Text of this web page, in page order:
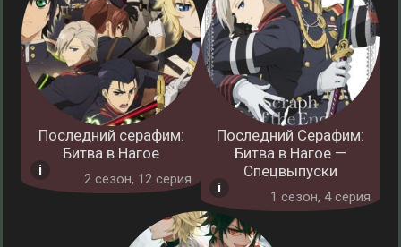
Последний серафим:
Битва в Нагое
2 cезон, 12 серия
Последний Серафим:
Битва в Нагое —
Спецвыпуски
1 cезон, 4 серия